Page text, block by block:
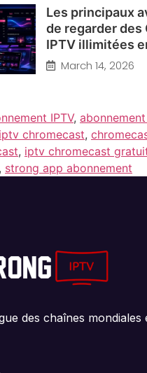
Les principaux
de regarder des
IPTV illimitées
March 14, 2026
IPTV,
chromecast,
, iptv chromecast
, strong app abonnement
des chaînes mondiales